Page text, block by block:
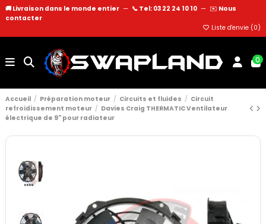
🚚 Livraison dans le monde entier — 📞 Tel: 03 22 24 10 10 — ✉️ Nous
contacter
Liste d'envie (0)
0
Accueil Préparation moteur Circuits et fluides
Circuit
refroidissement moteur
Davies Craig THERMATIC Ventilateur
électrique de 9" pour radiateur